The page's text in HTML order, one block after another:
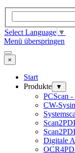
Select Language ▼
Menü überspringen
×
Start
Produkte
▼
PCScan
CW-
Digitale